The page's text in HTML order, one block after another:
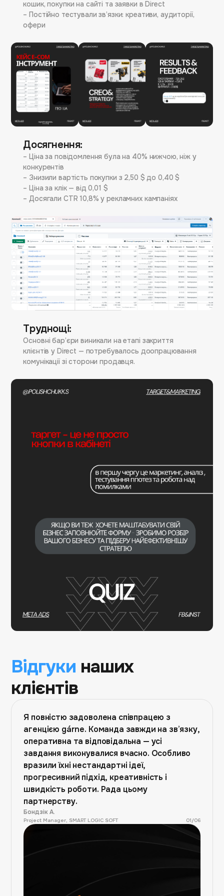
офери
Труднощі:
клієнтів у Direct — потребувалось доопрацювання
комунікації зі сторони продавця.
кошик, покупки на сайті та заявки в Direct
– Постійно тестували зв’язки: креативи, аудиторії,
офери
Досягнення:
– Ціна за повідомлення була на 40% нижчою, ніж у
конкурентів
– Знизили вартість покупки з 2,50 $ до 0,40 $
– Ціна за клік — від 0,01 $
– Досягали CTR 10,8% у рекламних кампаніях
Труднощі:
Основні бар’єри виникали на етапі закриття
клієнтів у Direct — потребувалось доопрацювання
комунікації зі сторони продавця.
Відгуки наших
клієнтів
Я повністю задоволена співпрацею з
агенцією gárne. Команда завжди на зв’язку,
оперативна та відповідальна — усі
завдання виконувалися вчасно. Особливо
вразили їхні нестандартні ідеї,
прогресивний підхід, креативність і
швидкість роботи. Рада цьому
партнерству.
Бондзік А.
Project Manager, SMART LOGIC SOFT 01/06